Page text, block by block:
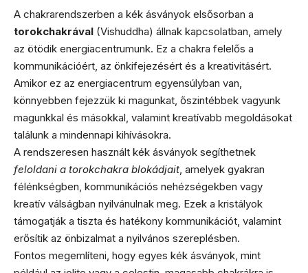
A chakrarendszerben a kék ásványok elsősorban a
torokchakrával (Vishuddha) állnak kapcsolatban, amely
az ötödik energiacentrumunk. Ez a chakra felelős a
kommunikációért, az önkifejezésért és a kreativitásért.
Amikor ez az energiacentrum egyensúlyban van,
könnyebben fejezzük ki magunkat, őszintébbek vagyunk
magunkkal és másokkal, valamint kreatívabb megoldásokat
találunk a mindennapi kihívásokra.
A rendszeresen használt kék ásványok segíthetnek
feloldani a torokchakra blokádjait, amelyek gyakran
félénkségben, kommunikációs nehézségekben vagy
kreatív válságban nyilvánulnak meg. Ezek a kristályok
támogatják a tiszta és hatékony kommunikációt, valamint
erősítik az önbizalmat a nyilvános szereplésben.
Fontos megemlíteni, hogy egyes kék ásványok, mint